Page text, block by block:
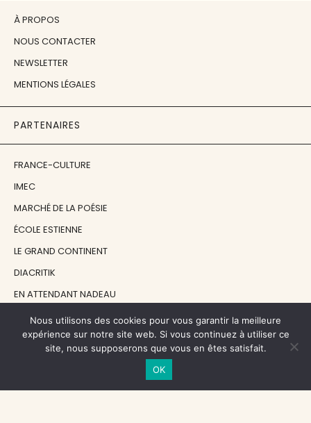
À PROPOS
NOUS CONTACTER
NEWSLETTER
MENTIONS LÉGALES
PARTENAIRES
FRANCE-CULTURE
IMEC
MARCHÉ DE LA POÉSIE
ÉCOLE ESTIENNE
LE GRAND CONTINENT
DIACRITIK
EN ATTENDANT NADEAU
NOS SOUTIENS
Nous utilisons des cookies pour vous garantir la meilleure
expérience sur notre site web. Si vous continuez à utiliser ce
site, nous supposerons que vous en êtes satisfait.
OK